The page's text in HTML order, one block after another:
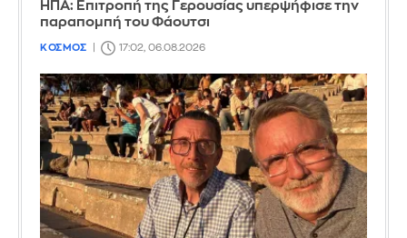
ΗΠΑ: Επιτροπή της Γερουσίας υπερψήφισε την
παραπομπή του Φάουτσι
ΚΟΣΜΟΣ 17:02, 06.08.2026